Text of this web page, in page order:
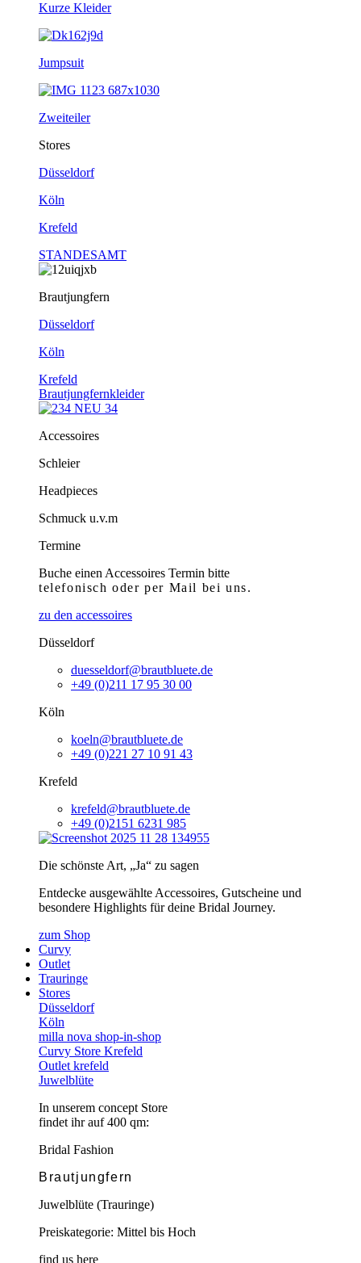
Kurze Kleider
Jumpsuit
Zweiteiler
Stores
Düsseldorf
Köln
Krefeld
STANDESAMT
Brautjungfern
Düsseldorf
Köln
Krefeld
Brautjungfernkleider
Accessoires
Schleier
Headpieces
Schmuck u.v.m
Termine
Buche einen Accessoires Termin bitte
telefonischoder per Mail bei uns.
zu den accessoires
Düsseldorf
duesseldorf@brautbluete.de
+49 (0)211 17 95 30 00
Köln
koeln@brautbluete.de
+49 (0)221 27 10 91 43
Krefeld
krefeld@brautbluete.de
+49 (0)2151 6231 985
Die schönste Art, „Ja“ zu sagen
Entdecke ausgewählte Accessoires, Gutscheine und
besondere Highlights für deine Bridal Journey.
zum Shop
Curvy
Outlet
Trauringe
Stores
Düsseldorf
Köln
milla nova shop-in-shop
Curvy Store Krefeld
Outlet krefeld
Juwelblüte
In unserem concept Store
findet ihr auf 400 qm:
Bridal Fashion
Brautjungfern
Juwelblüte (Trauringe)
Preiskategorie: Mittel bis Hoch
find us here